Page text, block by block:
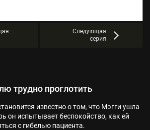
Следующая
серия
трудно проглотить
известно о том, что Мэгги ушла
он испытывает беспокойство, как ей
с гибелью пациента.